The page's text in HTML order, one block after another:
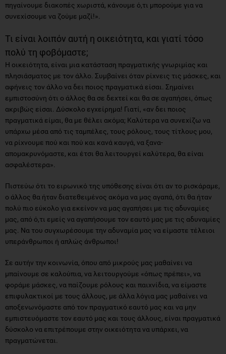
πηγαίνουμε διακοπές χωριστά, κάνουμε ό,τι μπορούμε για να
συνεχίσουμε να ζούμε μαζί!».
Τι είναι λοιπόν αυτή η οικειότητα, και γιατί τόσο
πολύ τη φοβόμαστε;
Η οικειότητα, είναι μια κατάσταση πραγματικής γνωριμίας και
πλησιάσματος με τον άλλο. Συμβαίνει όταν ρίχνεις τις μάσκες, και
αφήνεις τον άλλο να δει ποιος πραγματικά είσαι. Σημαίνει
εμπιστοσύνη ότι ο άλλος θα σε δεχτεί και θα σε αγαπήσει, όπως
ακριβώς είσαι. Δύσκολο εγχείρημα! Γιατί, «αν δει ποιος
πραγματικά είμαι, θα με θέλει ακόμα; Καλύτερα να συνεχίζω να
υπάρχω μέσα από τις ταμπέλες, τους ρόλους, τους τίτλους μου,
να ρίχνουμε πού και πού και κανά καυγά, να ξανα-
απομακρυνόμαστε, και έτσι θα λειτουργεί καλύτερα, θα είναι
ασφαλέστερα».
Πιστεύω ότι το ειρωνικό της υπόθεσης είναι ότι αν το ρισκάραμε,
ο άλλος θα ήταν διατεθειμένος ακόμα να μας αγαπά, ότι θα ήταν
πολύ πιο εύκολο για εκείνον να μας αγαπήσει με τις αδυναμίες
μας, από ό,τι εμείς να αγαπήσουμε τον εαυτό μας με τις αδυναμίες
μας. Να του συγχωρέσουμε την αδυναμία μας να είμαστε τέλειοι
υπεράνθρωποι ή απλώς άνθρωποι!
Σε αυτήν την κοινωνία, όπου από μικρούς μας μαθαίνει να
μπαίνουμε σε καλούπια, να λειτουργούμε «όπως πρέπει», να
φοράμε μάσκες, να παίζουμε ρόλους και παιχνίδια, να είμαστε
επιφυλακτικοί με τους άλλους, με άλλα λόγια μας μαθαίνει να
αποξενωνόμαστε από τον πραγματικό εαυτό μας και να μην
εμπιστευόμαστε τον εαυτό μας και τους άλλους, είναι πραγματικά
δύσκολο να επιτρέπουμε στην οικειότητα να υπάρχει, να
πραγματώνεται.